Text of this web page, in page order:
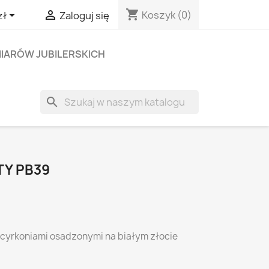
  Zaloguj się shopping_cart Koszyk (0)
JUBILERSKICH
search
PB39
osadzonymi na białym złocie